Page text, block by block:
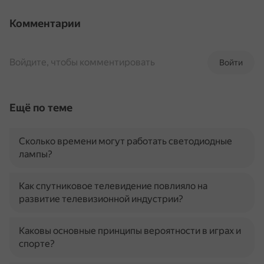
Комментарии
Войти
Войдите, чтобы комментировать
Ещё по теме
Сколько времени могут работать светодиодные
лампы?
Как спутниковое телевидение повлияло на
развитие телевизионной индустрии?
Каковы основные принципы вероятности в играх и
спорте?